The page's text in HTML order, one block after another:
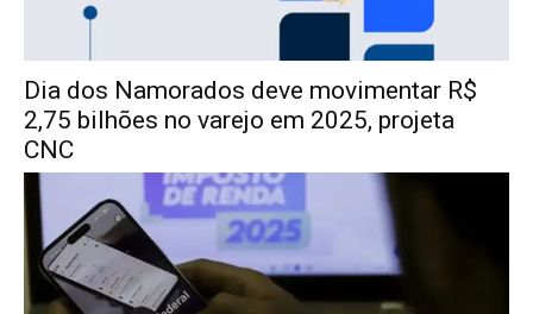
Dia dos Namorados deve movimentar R$
2,75 bilhões no varejo em 2025, projeta
CNC